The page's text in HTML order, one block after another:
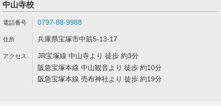
中山寺校
0797-88-9988
兵庫県宝塚市中筋5-13-17
JR宝塚線 中山寺より 徒歩 約3分
阪急宝塚本線 中山観音より 徒歩 約10分
阪急宝塚本線 売布神社より 徒歩 約19分